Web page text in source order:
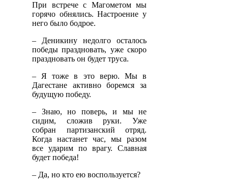
При встрече с Магометом мы
горячо обнялись. Настроение у
него было бодрое.
– Деникину недолго осталось
победы праздновать, уже скоро
праздновать он будет труса.
– Я тоже в это верю. Мы в
Дагестане активно боремся за
будущую победу.
– Знаю, но поверь, и мы не
сидим, сложив руки. Уже
собран партизанский отряд.
Когда настанет час, мы разом
все ударим по врагу. Славная
будет победа!
– Да, но кто ею воспользуется?